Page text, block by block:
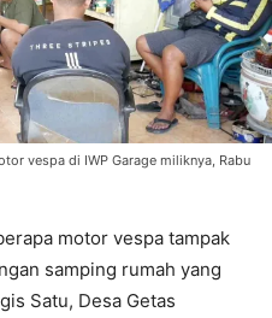
vespa di IWP Garage miliknya, Rabu
motor vespa tampak
samping rumah yang
Satu, Desa Getas